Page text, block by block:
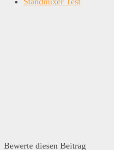
Bewerte diesen Beitrag